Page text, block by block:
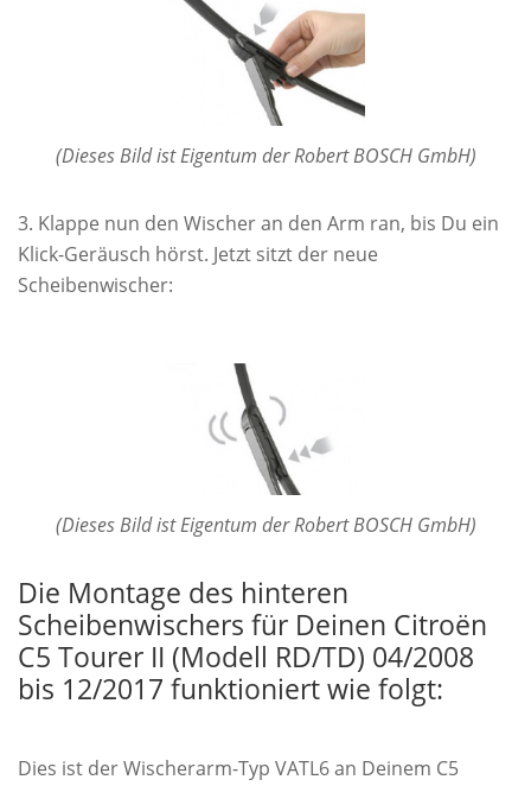
(Dieses Bild ist Eigentum der Robert BOSCH GmbH)
Klappe nun den Wischer an den Arm ran, bis Du ein
Klick-Geräusch hörst. Jetzt sitzt der neue
Scheibenwischer:
(Dieses Bild ist Eigentum der Robert BOSCH GmbH)
Die Montage des hinteren
Scheibenwischers für Deinen Citroën
C5 Tourer II (Modell RD/TD) 04/2008
bis 12/2017 funktioniert wie folgt:
Dies ist der Wischerarm-Typ VATL6 an Deinem C5